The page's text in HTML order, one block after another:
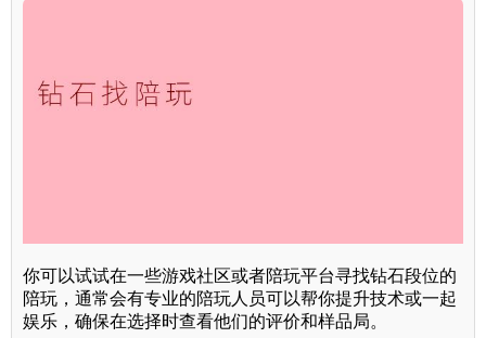
你可以试试在一些游戏社区或者陪玩平台寻找钻石段位的
陪玩，通常会有专业的陪玩人员可以帮你提升技术或一起
娱乐，确保在选择时查看他们的评价和样品局。